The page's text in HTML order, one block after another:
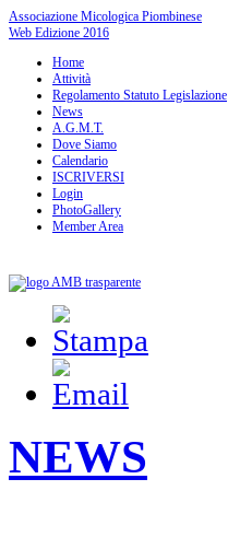
Associazione Micologica Piombinese
Web Edizione 2016
Home
Attività
Regolamento Statuto Legislazione
News
A.G.M.T.
Dove Siamo
Calendario
ISCRIVERSI
Login
PhotoGallery
Member Area
NEWS